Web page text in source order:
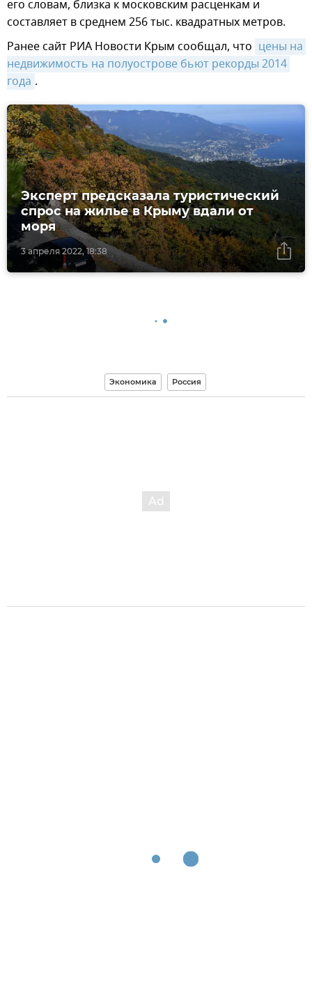
его словам, близка к московским расценкам и
составляет в среднем 256 тыс. квадратных метров.
Ранее сайт РИА Новости Крым сообщал, что цены на
недвижимость на полуострове бьют рекорды 2014
года .
3 апреля 2022, 18:38
Эксперт предсказала туристический
спрос на жилье в Крыму вдали от
моря
Экономика Россия